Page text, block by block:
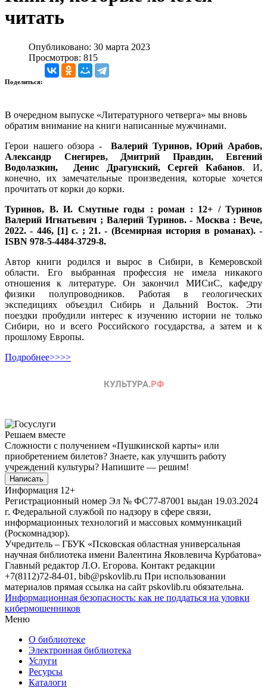
читать
Опубликовано: 30 марта 2023
Просмотров: 815
Поделиться:
В очередном выпуске «Литературного четверга» мы вновь
обратим внимание на книги написанные мужчинами.
Герои нашего обзора -Валерий Туринов, Юрий Арабов,
Александр Снегирев, Дмитрий Правдин, Евгений
Водолазкин, Денис Драгунский, Сергей Кабанов. И,
конечно, их замечательные произведения, которые хочется
прочитать от корки до корки.
Туринов, В. И. Смутные годы : роман : 12+ / Туринов
Валерий Игнатьевич ; Валерий Туринов. - Москва : Вече,
2022. - 446, [1] с. ; 21. - (Всемирная история в романах). -
ISBN 978-5-4484-3729-8.
Автор книги родился и вырос в Сибири, в Кемеровской
области. Его выбранная профессия не имела никакого
отношения к литературе. Он закончил МИСиС, кафедру
физики полупроводников. Работая в геологических
экспедициях объездил Сибирь и Дальний Восток. Эти
поездки пробудили интерес к изучению истории не только
Сибири, но и всего Российского государства, а затем и к
прошлому Европы.
Подробнее>>>>
Решаем вместе
Сложности с получением «Пушкинской карты» или
приобретением билетов? Знаете, как улучшить работу
учреждений культуры? Напишите — решим!
Написать
Информация 12+
Регистрационный номер Эл № ФС77-87001 выдан 19.03.2024
г. Федеральной службой по надзору в сфере связи,
информационных технологий и массовых коммуникаций
(Роскомнадзор).
Учредитель – ГБУК «Псковская областная универсальная
научная библиотека имени Валентина Яковлевича Курбатова»
Главный редактор Л.О. Егорова. Контакт редакции
+7(8112)72-84-01, bib@pskovlib.ru При использовании
материалов прямая ссылка на сайт pskovlib.ru обязательна.
Информационная безопасность: как не поддаться на уловки
кибермошенников
Меню
О библиотеке
Электронная библиотека
Услуги
Ресурсы
Каталоги